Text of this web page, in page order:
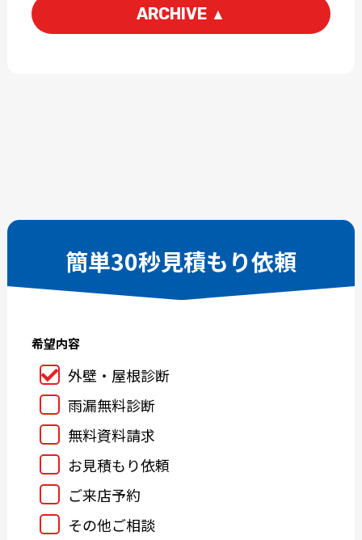
ARCHIVE ▲
2025-04
2025-03
2025-02
2025-01
2024-10
2024-08
2024-06
2024-04
2024-02
2023-12
2023-10
2023-08
簡単30秒見積もり依頼
希望内容
外壁・屋根診断
雨漏無料診断
無料資料請求
お見積もり依頼
ご来店予約
その他ご相談